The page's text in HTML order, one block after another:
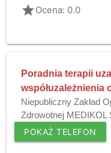
gradeOcena: 0.0
Poradnia terapii
współuzależnienia
Niepubliczny Zakład
Zdrowotnej MEDIKOL
POKAŻ TELEFON